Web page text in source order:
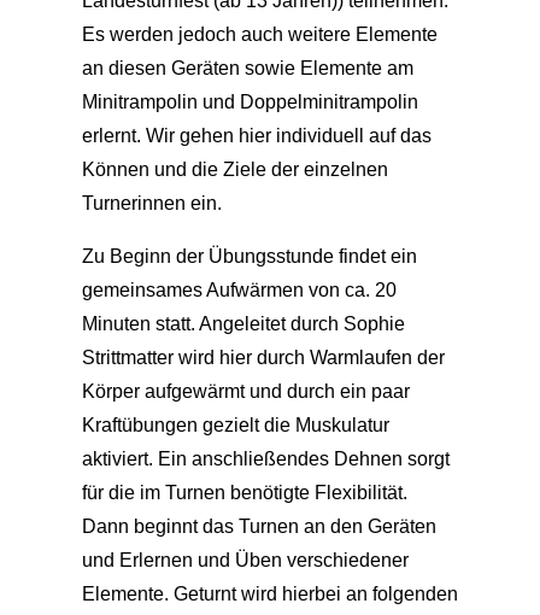
Es werden jedoch auch weitere Elemente
an diesen Geräten sowie Elemente am
Minitrampolin und Doppelminitrampolin
erlernt. Wir gehen hier individuell auf das
Können und die Ziele der einzelnen
Turnerinnen ein.
Zu Beginn der Übungsstunde findet ein
gemeinsames Aufwärmen von ca. 20
Minuten statt. Angeleitet durch Sophie
Strittmatter wird hier durch Warmlaufen der
Körper aufgewärmt und durch ein paar
Kraftübungen gezielt die Muskulatur
aktiviert. Ein anschließendes Dehnen sorgt
für die im Turnen benötigte Flexibilität.
Dann beginnt das Turnen an den Geräten
und Erlernen und Üben verschiedener
Elemente. Geturnt wird hierbei an folgenden